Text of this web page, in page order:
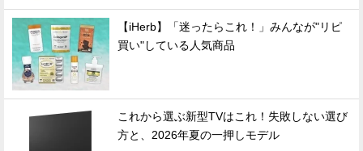
【iHerb】「迷ったらこれ！」みんなが"リピ
買い"している人気商品
これから選ぶ新型TVはこれ！失敗しない選び
方と、2026年夏の一押しモデル